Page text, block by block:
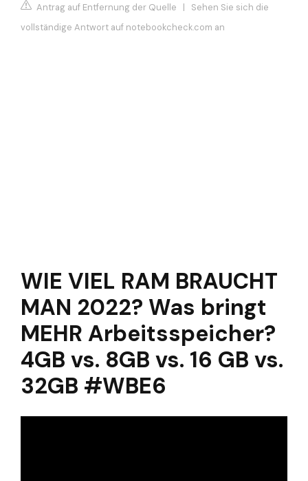
Antrag auf Entfernung der Quelle | Sehen Sie sich die
vollständige Antwort auf notebookcheck.com an
WIE VIEL RAM BRAUCHT
MAN 2022? Was bringt
MEHR Arbeitsspeicher?
4GB vs. 8GB vs. 16 GB vs.
32GB #WBE6